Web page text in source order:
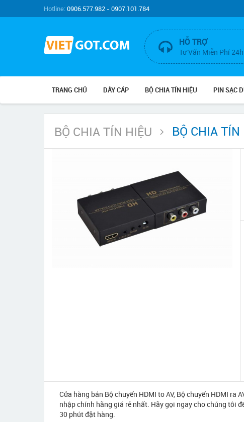
Hotline:0906.577.982 - 0907.101.784
HỖ TRỢ
Tư Vấn Miễn Phí 24h
TRANG CHỦ DÂY CÁP BỘ CHIA TÍN HIỆU PIN SẠC
BỘ CHIA TÍN HIỆU BỘ CHIA TÍN
Cửa hàng bán Bộ chuyển HDMI to AV, Bộ chuyển HDMI ra
nhập chính hãng giá rẻ nhất. Hãy gọi ngay cho chúng tôi
30 phút đặt hàng.